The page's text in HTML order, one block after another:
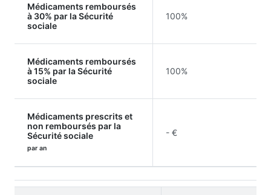
Médicaments remboursés
à 30% par la Sécurité
sociale
100%
Médicaments remboursés
à 15% par la Sécurité
sociale
100%
Médicaments prescrits et
non remboursés par la
Sécurité sociale
par an
- €